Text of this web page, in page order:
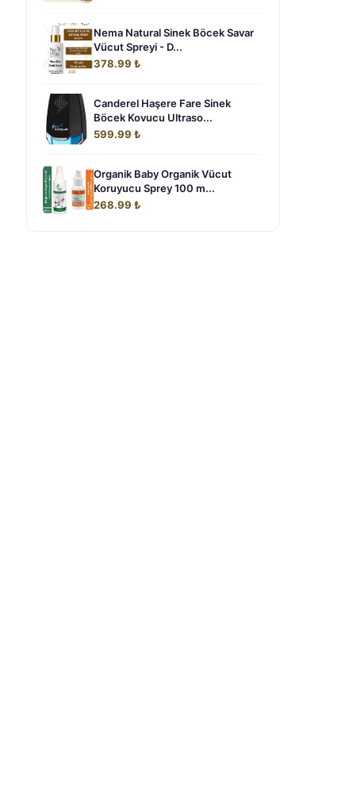
Nema Natural Sinek Böcek Savar
Vücut Spreyi - D...
378.99 ₺
Canderel Haşere Fare Sinek
Böcek Kovucu Ultraso...
599.99 ₺
Organik Baby Organik Vücut
Koruyucu Sprey 100 m...
268.99 ₺